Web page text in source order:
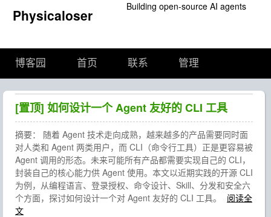
Physicaloser Building open-source AI agents
博客园 首页 联系 管理
[置顶] 如何设计一个 Agent 友好的 CLI 工具
摘要： 随着 Agent 技术走向成熟，越来越多的产品需要同时面
对人类和 Agent 两类用户，而 CLI（命令行工具）正是更容易被
Agent 调用的形态。未来可能所有产品都需要实现自己的 CLI，
封装自己的核心能力供 Agent 使用。本文以近期实践的开源 CLI
为例，从编程语言、登录授权、命令设计、Skill、分发和安全六
个方面，探讨如何设计一个对 Agent 友好的 CLI 工具。
阅读全
文